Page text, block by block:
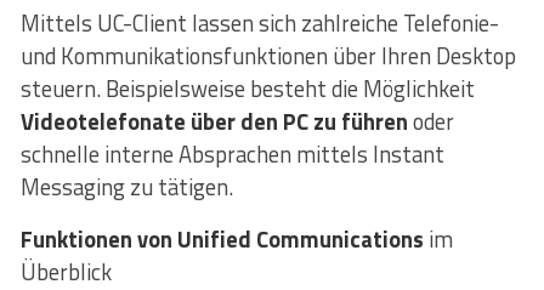
Mittels UC-Client lassen sich zahlreiche Telefonie-
und Kommunikationsfunktionen über Ihren Desktop
steuern. Beispielsweise besteht die Möglichkeit
Videotelefonate über den PC zu führenoder
schnelle interne Absprachen mittels Instant
Messaging zu tätigen.
Funktionen von Unified Communications im
Überblick